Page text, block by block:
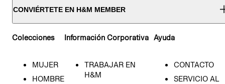
CONVIÉRTETE EN H&M MEMBER
Colecciones
MUJER
HOMBRE
Información Corporativa
TRABAJAR EN
H&M
Ayuda
CONTACTO
SERVICIO AL